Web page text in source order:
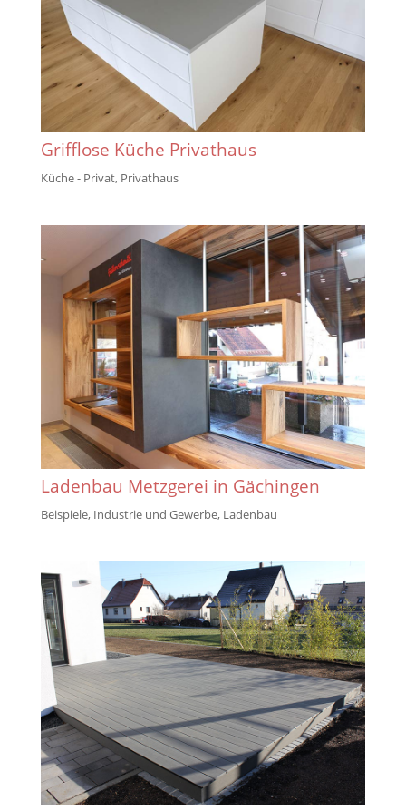
Grifflose Küche Privathaus
Küche - Privat, Privathaus
Ladenbau Metzgerei in Gächingen
Beispiele, Industrie und Gewerbe, Ladenbau